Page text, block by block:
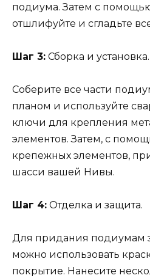
подиума. Затем с
отшлифуйте и сгладьте
Шаг 3: Сборка и установка.
Соберите все части
планом и используйте
ключи для крепления
элементов. Затем, с
крепежных элементов,
шасси вашей Нивы.
Шаг 4: Отделка и защита.
Для придания подиумам
можно использовать
покрытие. Нанесите